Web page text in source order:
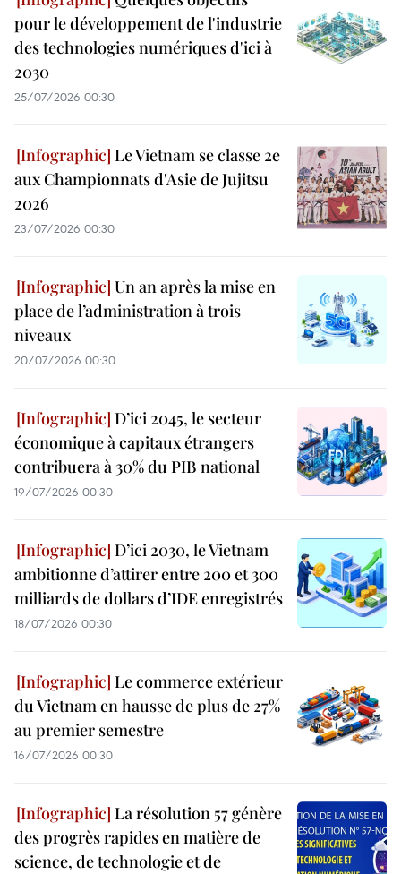
pour le développement de l'industrie
des technologies numériques d'ici à
2030
25/07/2026 00:30
Le Vietnam se classe 2e
aux Championnats d'Asie de Jujitsu
2026
23/07/2026 00:30
Un an après la mise en
place de l’administration à trois
niveaux
20/07/2026 00:30
D’ici 2045, le secteur
économique à capitaux étrangers
contribuera à 30% du PIB national
19/07/2026 00:30
D’ici 2030, le Vietnam
ambitionne d’attirer entre 200 et 300
milliards de dollars d’IDE enregistrés
18/07/2026 00:30
Le commerce extérieur
du Vietnam en hausse de plus de 27%
au premier semestre
16/07/2026 00:30
La résolution 57 génère
des progrès rapides en matière de
science, de technologie et de